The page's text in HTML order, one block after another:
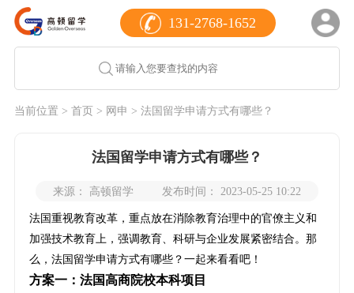
131-2768-1652
当前位置 > 首页 > 网申 > 法国留学申请方式有哪些？
法国留学申请方式有哪些？
来源： 高顿留学 发布时间： 2023-05-25 10:22
法国重视教育改革，重点放在消除教育治理中的官僚主义和
加强技术教育上，强调教育、科研与企业发展紧密结合。那
么，法国留学申请方式有哪些？一起来看看吧！
方案一：法国高商院校本科项目